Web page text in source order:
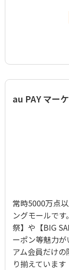
au PAY マー
常時5000万点
ングモールで
祭】や【BIG
ーポン等魅力
アム会員だけ
り揃えています